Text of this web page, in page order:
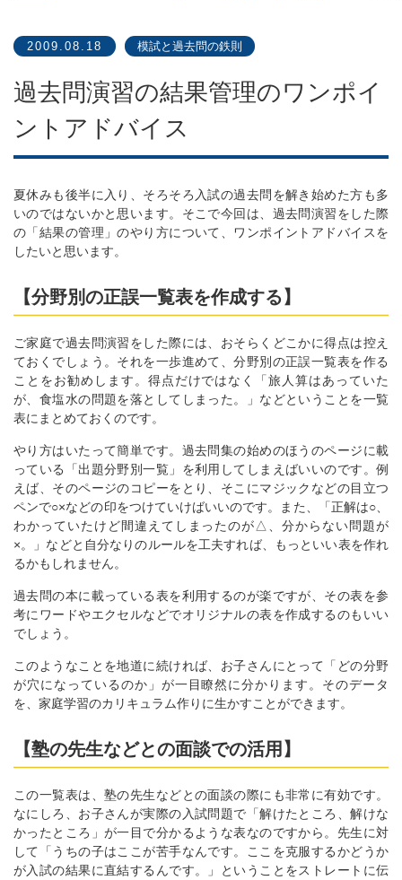
2009.08.18 模試と過去問の鉄則
過去問演習の結果管理のワンポイ
ントアドバイス
夏休みも後半に入り、そろそろ入試の過去問を解き始めた方も多
いのではないかと思います。そこで今回は、過去問演習をした際
の「結果の管理」のやり方について、ワンポイントアドバイスを
したいと思います。
【分野別の正誤一覧表を作成する】
ご家庭で過去問演習をした際には、おそらくどこかに得点は控え
ておくでしょう。それを一歩進めて、分野別の正誤一覧表を作る
ことをお勧めします。得点だけではなく「旅人算はあっていた
が、食塩水の問題を落としてしまった。」などということを一覧
表にまとめておくのです。
やり方はいたって簡単です。過去問集の始めのほうのページに載
っている「出題分野別一覧」を利用してしまえばいいのです。例
えば、そのページのコピーをとり、そこにマジックなどの目立つ
ペンで○×などの印をつけていけばいいのです。また、「正解は○、
わかっていたけど間違えてしまったのが△、分からない問題が
×。」などと自分なりのルールを工夫すれば、もっといい表を作れ
るかもしれません。
過去問の本に載っている表を利用するのが楽ですが、その表を参
考にワードやエクセルなどでオリジナルの表を作成するのもいい
でしょう。
このようなことを地道に続ければ、お子さんにとって「どの分野
が穴になっているのか」が一目瞭然に分かります。そのデータ
を、家庭学習のカリキュラム作りに生かすことができます。
【塾の先生などとの面談での活用】
この一覧表は、塾の先生などとの面談の際にも非常に有効です。
なにしろ、お子さんが実際の入試問題で「解けたところ、解けな
かったところ」が一目で分かるような表なのですから。先生に対
して「うちの子はここが苦手なんです。ここを克服するかどうか
が入試の結果に直結するんです。」ということをストレートに伝